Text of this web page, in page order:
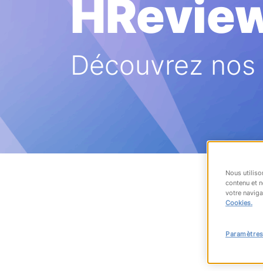
Découvrez
Nous
contenu et
votre
Cookies.